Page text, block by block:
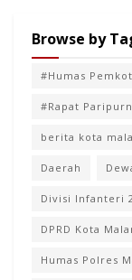
Browse by
#Humas
#Rapat
berita kota
Daerah
Divisi Infanteri
DPRD Kota
Humas Polres